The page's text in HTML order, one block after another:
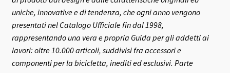
uniche, innovative e di tendenza, che ogni anno vengono
presentati nel Catalogo Ufficiale fin dal 1998,
rappresentando una vera e propria Guida per gli addetti ai
lavori: oltre 10.000 articoli, suddivisi fra accessori e
componenti per la bicicletta, inediti ed esclusivi. Parte